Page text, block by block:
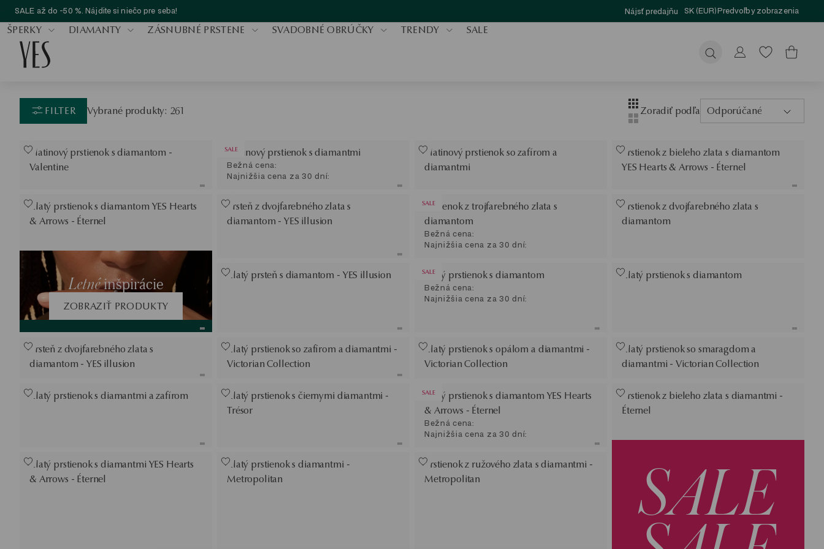
SALE až do -50 %. Nájdite si niečo pre seba! Nájsť predajňu SK (EUR)Predvoľby zobrazenia
ŠPERKY DIAMANTY ZÁSNUBNÉ PRSTENE SVADOBNÉ OBRÚČKY TRENDY SALE
Odoslať
FILTER Vybrané produkty: 261
Layout
Zobrazenie so štyrmi stĺpcami
Zobrazenie s dvoma stĺpcami
Zoradiť podľa Odporúčané
Platinový prstienok s diamantom -
Valentine
SALE
Platinový prstienok s diamantmi
Bežná cena:
Najnižšia cena za 30 dní:
Platinový prstienok so zafírom a
diamantmi
Prstienok z bieleho zlata s diamantom
YES Hearts & Arrows - Éternel
Zlatý prstienok s diamantom YES Hearts
& Arrows - Éternel
Prsteň z dvojfarebného zlata s
diamantom - YES illusion
SALE
Prstienok z trojfarebného zlata s
diamantom
Bežná cena:
Najnižšia cena za 30 dní:
Prstienok z dvojfarebného zlata s
diamantom
Letnéinšpirácie
ZOBRAZIŤ PRODUKTY
Zlatý prsteň s diamantom - YES illusion SALE
Zlatý prstienok s diamantom
Bežná cena:
Najnižšia cena za 30 dní:
Zlatý prstienok s diamantom
Prsteň z dvojfarebného zlata s
diamantom - YES illusion
Zlatý prstienok so zafírom a diamantmi -
Victorian Collection
Zlatý prstienok s opálom a diamantmi -
Victorian Collection
Zlatý prstienok so smaragdom a
diamantmi - Victorian Collection
Zlatý prstienok s diamantmi a zafírom
Zlatý prstienok s čiernymi diamantmi -
Trésor
SALE
Zlatý prstienok s diamantom YES Hearts
& Arrows - Éternel
Bežná cena:
Najnižšia cena za 30 dní:
Prstienok z bieleho zlata s diamantmi -
Éternel
Zlatý prstienok s diamantmi YES Hearts
& Arrows - Éternel
Zlatý prstienok s diamantmi -
Metropolitan
Prstienok z ružového zlata s diamantmi -
Metropolitan
SALE